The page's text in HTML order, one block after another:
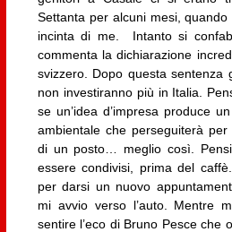
Settanta per alcuni mesi,
incinta di me. Intanto si
commenta la dichiarazione
svizzero. Dopo questa sentenza
non investiranno più in Italia.
se un’idea d’impresa produce
ambientale che perseguiterà
di un posto… meglio così.
essere condivisi, prima del
per darsi un nuovo
mi avvio verso l’auto. Mentre
sentire l’eco di Bruno Pesce che